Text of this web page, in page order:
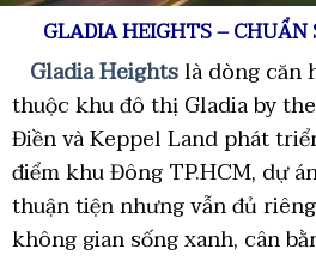
GLADIA HEIGHTS – CHUẨN
Gladia Heightslà dòng căn
thuộc khu đô thị Gladia by
Điền và Keppel Land phát
điểm khu Đông TP.HCM, dự
thuận tiện nhưng vẫn đủ
không gian sống xanh, cân